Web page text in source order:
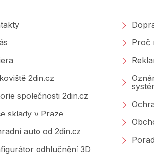
2din.cz
společnosti 2din.cz
sklady v Praze
auto od 2din.cz
odhlučnění 3D
Proč